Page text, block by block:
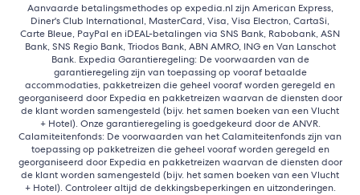
Aanvaarde betalingsmethodes op expedia.nl zijn American Express,
Diner's Club International, MasterCard, Visa, Visa Electron, CartaSi,
Carte Bleue, PayPal en iDEAL-betalingen via SNS Bank, Rabobank, ASN
Bank, SNS Regio Bank, Triodos Bank, ABN AMRO, ING en Van Lanschot
Bank. Expedia Garantieregeling: De voorwaarden van de
garantieregeling zijn van toepassing op vooraf betaalde
accommodaties, pakketreizen die geheel vooraf worden geregeld en
georganiseerd door Expedia en pakketreizen waarvan de diensten door
de klant worden samengesteld (bijv. het samen boeken van een Vlucht
+ Hotel). Onze garantieregeling is goedgekeurd door de ANVR.
Calamiteitenfonds: De voorwaarden van het Calamiteitenfonds zijn van
toepassing op pakketreizen die geheel vooraf worden geregeld en
georganiseerd door Expedia en pakketreizen waarvan de diensten door
de klant worden samengesteld (bijv. het samen boeken van een Vlucht
+ Hotel). Controleer altijd de dekkingsbeperkingen en uitzonderingen.